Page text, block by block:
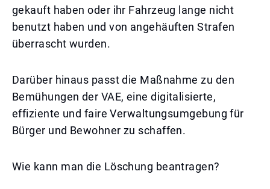
gekauft haben oder ihr Fahrzeug lange nicht
benutzt haben und von angehäuften Strafen
überrascht wurden.
Darüber hinaus passt die Maßnahme zu den
Bemühungen der VAE, eine digitalisierte,
effiziente und faire Verwaltungsumgebung für
Bürger und Bewohner zu schaffen.
Wie kann man die Löschung beantragen?